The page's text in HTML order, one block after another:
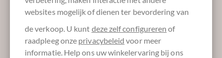
Laat ons uw inbox verzoeten:
websites mogelijk of dienen ter bevordering van
de verkoop. U kunt deze zelf configureren of
raadpleeg onze privacybeleid voor meer
informatie. Help ons uw winkelervaring bij ons